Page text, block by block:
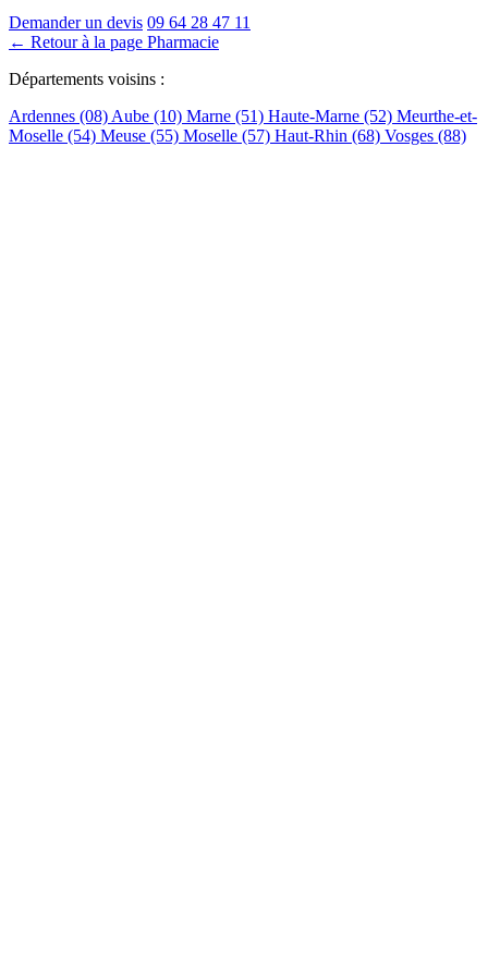
Demander un devis 09 64 28 47 11
← Retour à la page Pharmacie
Départements voisins :
Ardennes (08) Aube (10) Marne (51) Haute-Marne (52) Meurthe-et-
Moselle (54) Meuse (55) Moselle (57) Haut-Rhin (68) Vosges (88)